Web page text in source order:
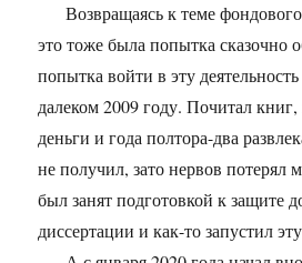
Возвращаясь к теме
это тоже была попытка сказочно
попытка войти в эту
далеком 2009 году. Почитал
деньги и года полтора-два
не получил, зато нервов потерял
был занят подготовкой к защите
диссертации и как-то запустил